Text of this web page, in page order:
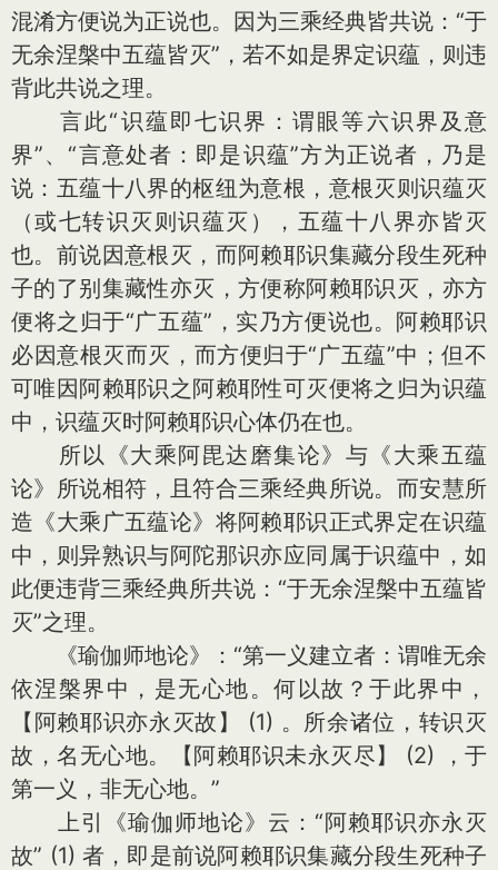
混淆方便说为正说也。因为三乘经典皆共说：“于
无余涅槃中五蕴皆灭”，若不如是界定识蕴，则违
背此共说之理。
言此“识蕴即七识界：谓眼等六识界及意
界”、“言意处者：即是识蕴”方为正说者，乃是
说：五蕴十八界的枢纽为意根，意根灭则识蕴灭
（或七转识灭则识蕴灭），五蕴十八界亦皆灭
也。前说因意根灭，而阿赖耶识集藏分段生死种
子的了别集藏性亦灭，方便称阿赖耶识灭，亦方
便将之归于“广五蕴”，实乃方便说也。阿赖耶识
必因意根灭而灭，而方便归于“广五蕴”中；但不
可唯因阿赖耶识之阿赖耶性可灭便将之归为识蕴
中，识蕴灭时阿赖耶识心体仍在也。
所以《大乘阿毘达磨集论》与《大乘五蕴
论》所说相符，且符合三乘经典所说。而安慧所
造《大乘广五蕴论》将阿赖耶识正式界定在识蕴
中，则异熟识与阿陀那识亦应同属于识蕴中，如
此便违背三乘经典所共说：“于无余涅槃中五蕴皆
灭”之理。
《瑜伽师地论》：“第一义建立者：谓唯无余
依涅槃界中，是无心地。何以故？于此界中，
【阿赖耶识亦永灭故】 (1) 。所余诸位，转识灭
故，名无心地。【阿赖耶识未永灭尽】 (2) ，于
第一义，非无心地。”
上引《瑜伽师地论》云：“阿赖耶识亦永灭
故” (1) 者，即是前说阿赖耶识集藏分段生死种子